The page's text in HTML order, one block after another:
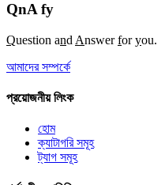
QnAfy
Question and Answerforyou.
আমাদের সম্পর্কে
প্রয়োজনীয় লিংক
হোম
ক্যাটাগরি সমূহ
ট্যাগ সমূহ